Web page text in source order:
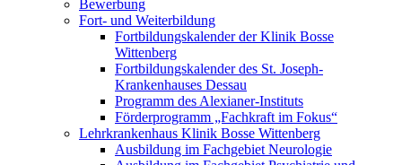
Bewerbung
Fort- und Weiterbildung
Fortbildungskalender der Klinik Bosse
Wittenberg
Fortbildungskalender des St. Joseph-
Krankenhauses Dessau
Programm des Alexianer-Instituts
Förderprogramm „Fachkraft im Fokus“
Lehrkrankenhaus Klinik Bosse Wittenberg
Ausbildung im Fachgebiet Neurologie